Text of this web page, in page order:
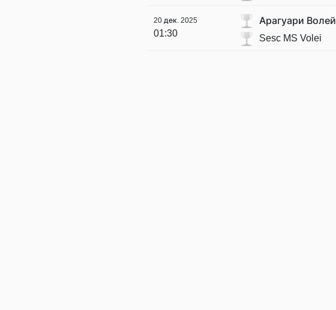
20 дек. 2025
01:30
Арагуари Волей
Sesc MS Volei